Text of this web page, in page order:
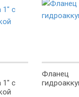
1" с
Фланец